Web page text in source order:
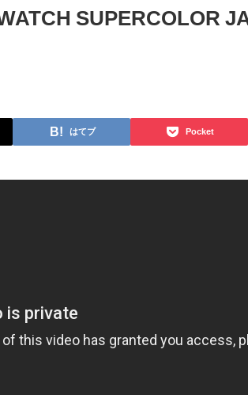
SUPERCOLOR
はてブ Pocket